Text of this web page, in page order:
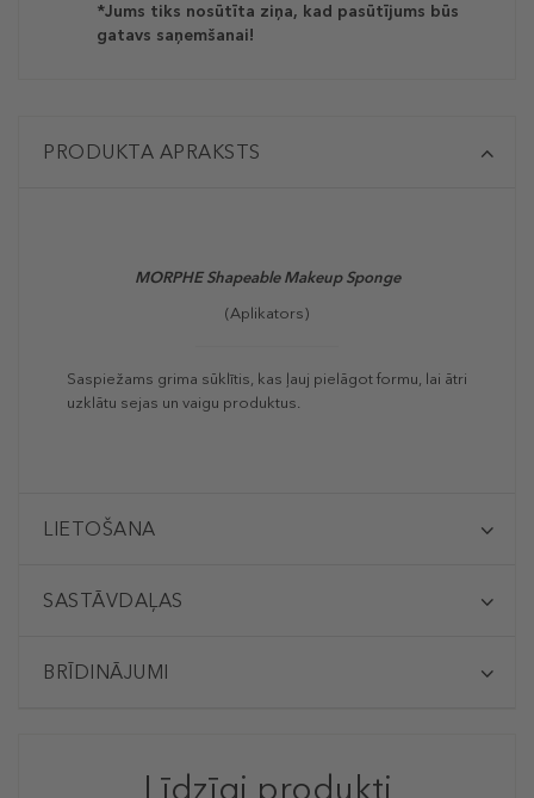
*Jums tiks nosūtīta ziņa, kad pasūtījums būs
gatavs saņemšanai!
PRODUKTA APRAKSTS
MORPHE Shapeable Makeup Sponge
(Aplikators)
Saspiežams grima sūklītis, kas ļauj pielāgot formu, lai ātri
uzklātu sejas un vaigu produktus.
LIETOŠANA
SASTĀVDAĻAS
BRĪDINĀJUMI
Līdzīgi produkti